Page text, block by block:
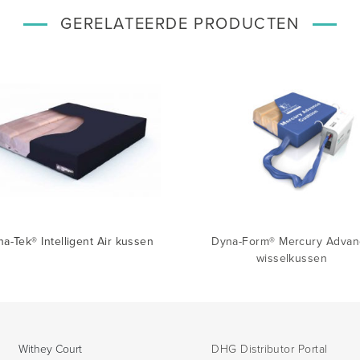
GERELATEERDE PRODUCTEN
Tek® Intelligent Air kussen
Dyna-Form® Mercury
wisselkussen
Withey Court
DHG Distributor Portal